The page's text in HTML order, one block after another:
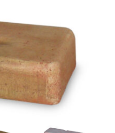
23
chiusa per
al 23